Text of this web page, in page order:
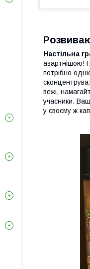
Настільна
азартнішою!
потрібно
вежі,
учасники.
у своєму ж